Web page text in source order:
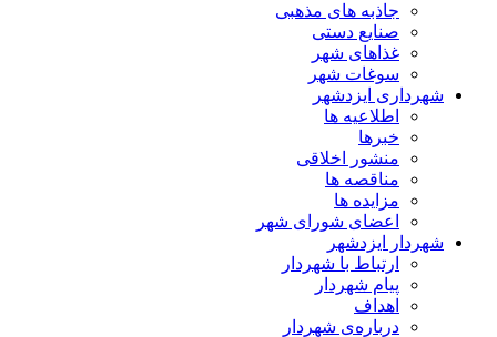
جاذبه های مذهبی
صنایع دستی
غذاهای شهر
سوغات شهر
شهرداری ایزدشهر
اطلاعیه ها
خبرها
منشور اخلاقی
مناقصه ها
مزایده ها
اعضای شورای شهر
شهردار ایزدشهر
ارتباط با شهردار
پیام شهردار
اهداف
درباره‌ی شهردار